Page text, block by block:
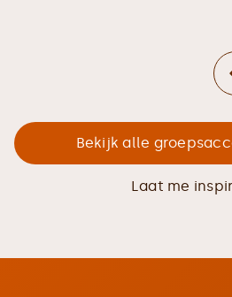
Bekijk alle
Laat me